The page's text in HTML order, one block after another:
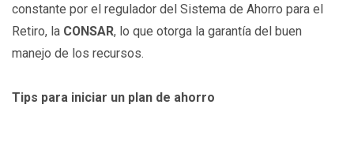
constante por el regulador del Sistema de Ahorro para el
Retiro, la CONSAR, lo que otorga la garantía del buen
manejo de los recursos.
Tips para iniciar un plan de ahorro